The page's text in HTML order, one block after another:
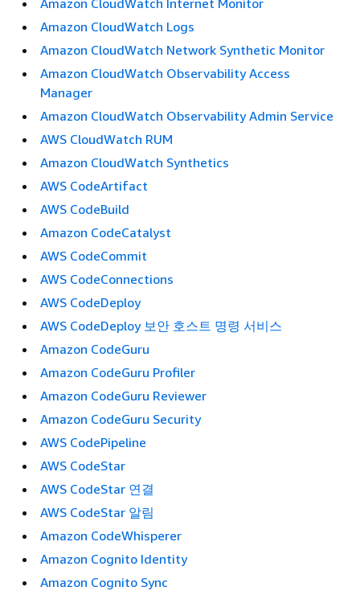
Amazon CloudWatch Logs
Amazon CloudWatch Network Synthetic Monitor
Amazon CloudWatch Observability Access
Manager
Amazon CloudWatch Observability Admin Service
AWS CloudWatch RUM
Amazon CloudWatch Synthetics
AWS CodeArtifact
AWS CodeBuild
Amazon CodeCatalyst
AWS CodeCommit
AWS CodeConnections
AWS CodeDeploy
AWS CodeDeploy 보안 호스트 명령 서비스
Amazon CodeGuru
Amazon CodeGuru Profiler
Amazon CodeGuru Reviewer
Amazon CodeGuru Security
AWS CodePipeline
AWS CodeStar
AWS CodeStar 연결
AWS CodeStar 알림
Amazon CodeWhisperer
Amazon Cognito Identity
Amazon Cognito Sync